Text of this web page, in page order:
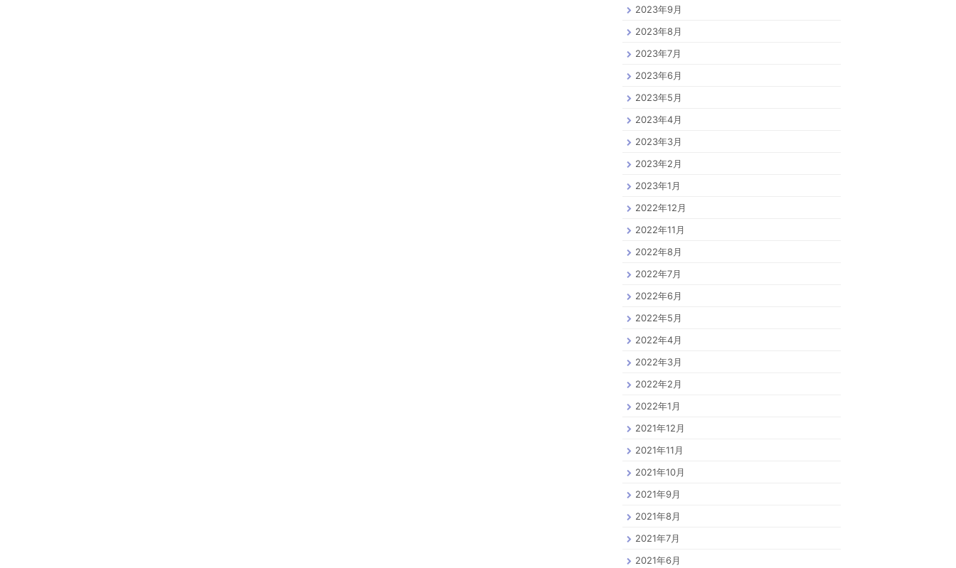
2023年9月
2023年8月
2023年7月
2023年6月
2023年5月
2023年4月
2023年3月
2023年2月
2023年1月
2022年12月
2022年11月
2022年8月
2022年7月
2022年6月
2022年5月
2022年4月
2022年3月
2022年2月
2022年1月
2021年12月
2021年11月
2021年10月
2021年9月
2021年8月
2021年7月
2021年6月